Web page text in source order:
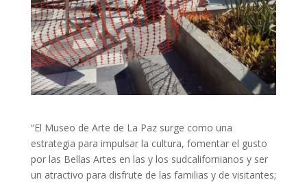
“El Museo de Arte de La Paz surge como una
estrategia para impulsar la cultura, fomentar el gusto
por las Bellas Artes en las y los sudcalifornianos y ser
un atractivo para disfrute de las familias y de visitantes;